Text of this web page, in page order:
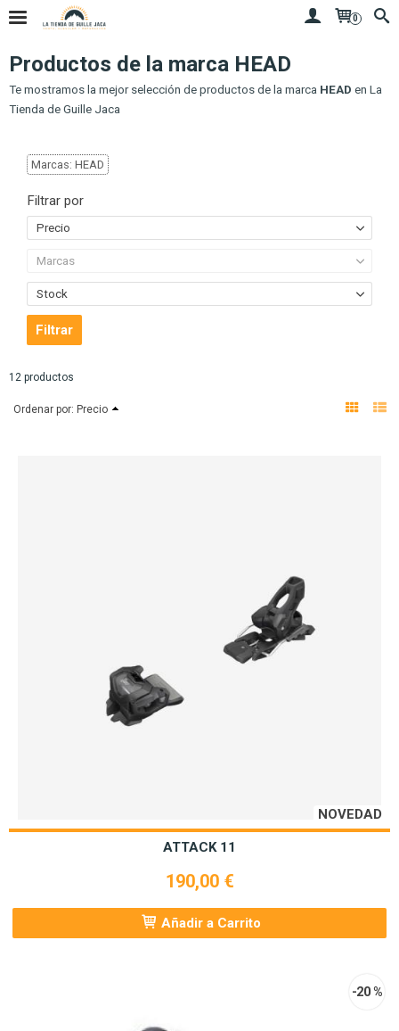
0
Productos de la marca HEAD
Te mostramos la mejor selección de productos de la marca HEAD en La
Tienda de Guille Jaca
Marcas: HEAD
Filtrar por
Precio
Marcas
Stock
12 productos
Ordenar por: Precio
NOVEDAD
ATTACK 11
190,00 €
Añadir a Carrito
-20 %